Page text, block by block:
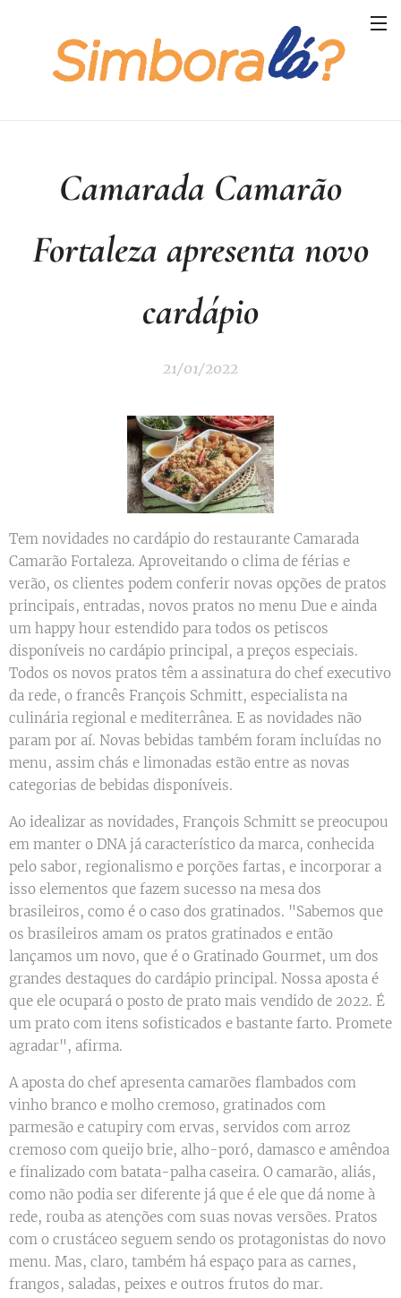
Camarada Camarão
Fortaleza apresenta novo
cardápio
21/01/2022
Tem novidades no cardápio do restaurante Camarada
Camarão Fortaleza. Aproveitando o clima de férias e
verão, os clientes podem conferir novas opções de pratos
principais, entradas, novos pratos no menu Due e ainda
um happy hour estendido para todos os petiscos
disponíveis no cardápio principal, a preços especiais.
Todos os novos pratos têm a assinatura do chef executivo
da rede, o francês François Schmitt, especialista na
culinária regional e mediterrânea. E as novidades não
param por aí. Novas bebidas também foram incluídas no
menu, assim chás e limonadas estão entre as novas
categorias de bebidas disponíveis.
Ao idealizar as novidades, François Schmitt se preocupou
em manter o DNA já característico da marca, conhecida
pelo sabor, regionalismo e porções fartas, e incorporar a
isso elementos que fazem sucesso na mesa dos
brasileiros, como é o caso dos gratinados. "Sabemos que
os brasileiros amam os pratos gratinados e então
lançamos um novo, que é o Gratinado Gourmet, um dos
grandes destaques do cardápio principal. Nossa aposta é
que ele ocupará o posto de prato mais vendido de 2022. É
um prato com itens sofisticados e bastante farto. Promete
agradar", afirma.
A aposta do chef apresenta camarões flambados com
vinho branco e molho cremoso, gratinados com
parmesão e catupiry com ervas, servidos com arroz
cremoso com queijo brie, alho-poró, damasco e amêndoa
e finalizado com batata-palha caseira. O camarão, aliás,
como não podia ser diferente já que é ele que dá nome à
rede, rouba as atenções com suas novas versões. Pratos
com o crustáceo seguem sendo os protagonistas do novo
menu. Mas, claro, também há espaço para as carnes,
frangos, saladas, peixes e outros frutos do mar.